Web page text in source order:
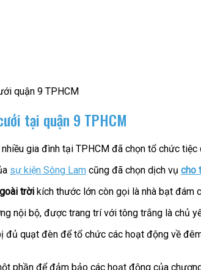
quận 9 TPHCM
tại quận 9 TPHCM
gia đình tại TPHCM đã chọn tổ chức tiệc
sự kiện Sông Lam cũng đã chọn dịch vụ cho
trời kích thước lớn còn gọi là nhà bạt đám
nội bộ, được trang trí với tông trắng là chủ
quạt đèn để tổ chức các hoạt động về
phần để đảm bảo các hoạt động của